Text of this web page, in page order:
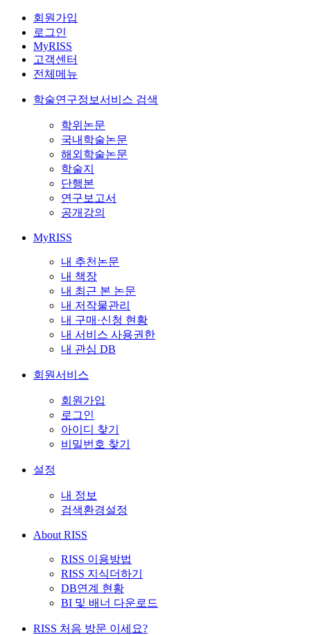
회원가입
로그인
MyRISS
고객센터
전체메뉴
학술연구정보서비스 검색
학위논문
국내학술논문
해외학술논문
학술지
단행본
연구보고서
공개강의
MyRISS
내 추천논문
내 책장
내 최근 본 논문
내 저작물관리
내 구매·신청 현황
내 서비스 사용권한
내 관심 DB
회원서비스
회원가입
로그인
아이디 찾기
비밀번호 찾기
설정
내 정보
검색환경설정
About RISS
RISS 이용방법
RISS 지식더하기
DB연계 현황
BI 및 배너 다운로드
RISS 처음 방문 이세요?